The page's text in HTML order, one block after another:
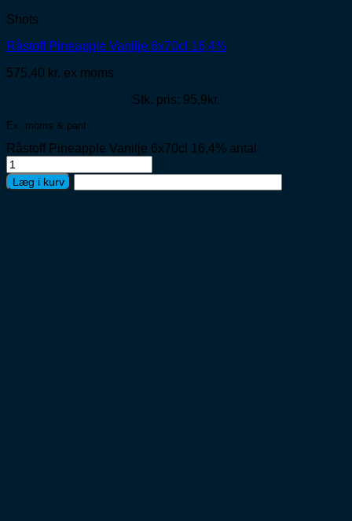
Shots
Råstoff Pineapple Vanilje 6x70cl 16,4%
575,40 kr. ex moms
Stk. pris: 95,9kr.
Ex. moms & pant
Råstoff Pineapple Vanilje 6x70cl 16,4% antal
Læg i kurv